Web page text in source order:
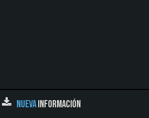
NUEVAINFORMACIÓN